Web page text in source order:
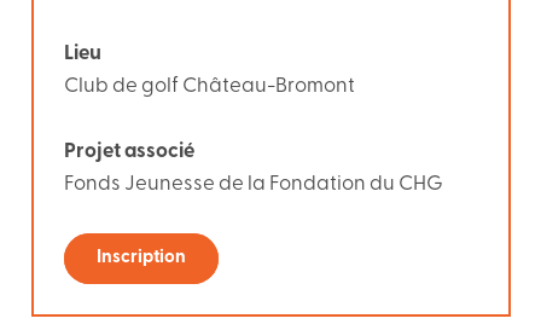
Lieu
Club de golf Château-Bromont
Projet associé
Fonds Jeunesse de la Fondation du CHG
Inscription